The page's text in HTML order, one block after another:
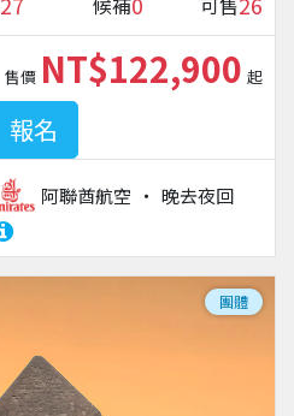
阿聯酋航空 晚去夜回
售價 NT$122,900 起
報名
團體